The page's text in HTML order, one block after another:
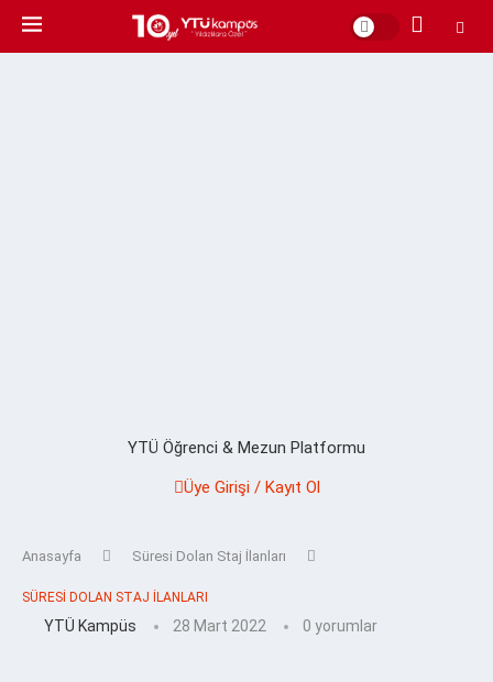
YTÜ Öğrenci & Mezun Platformu
Üye Girişi / Kayıt Ol
Anasayfa Süresi Dolan Staj İlanları
SÜRESI DOLAN STAJ İLANLARI
YTÜ Kampüs 28 Mart 2022 0 yorumlar